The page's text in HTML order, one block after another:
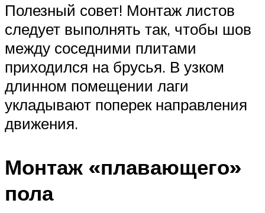
Полезный совет! Монтаж листов
следует выполнять так, чтобы шов
между соседними плитами
приходился на брусья. В узком
длинном помещении лаги
укладывают поперек направления
движения.
Монтаж «плавающего»
пола